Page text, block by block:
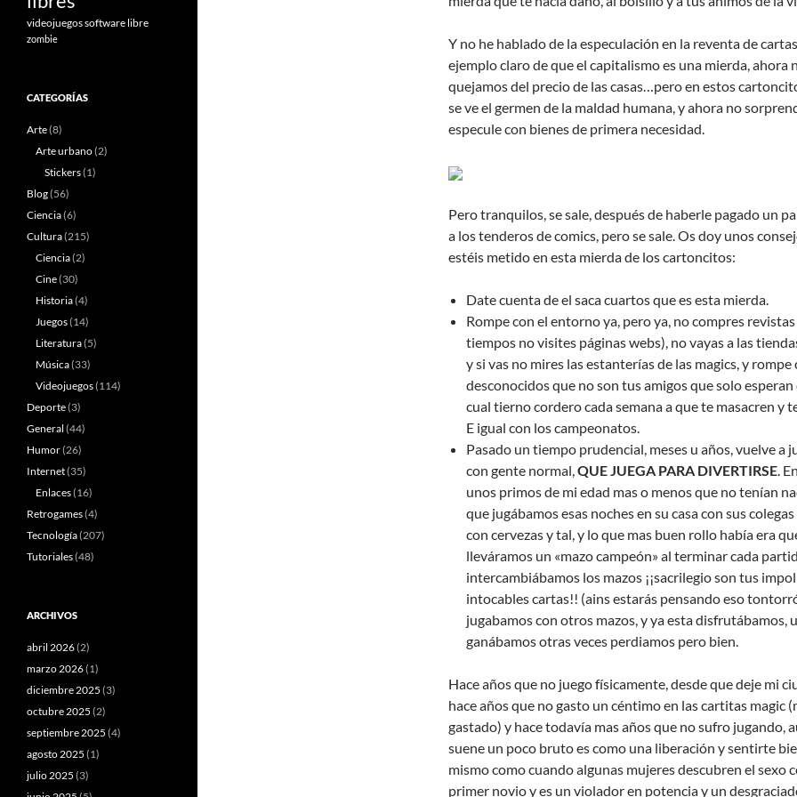
Y no he hablado de la especulación en la reventa de
ejemplo claro de que el capitalismo es una mierda, ahora
quejamos del precio de las casas…pero en estos
se ve el germen de la maldad humana, y ahora no
especule con bienes de primera necesidad.
Pero tranquilos, se sale, después de haberle pagado un
a los tenderos de comics, pero se sale. Os doy unos
estéis metido en esta mierda de los cartoncitos:
Date cuenta de el saca cuartos que es esta mierda.
Rompe con el entorno ya, pero ya, no compres
tiempos no visites páginas webs), no vayas a las
y si vas no mires las estanterías de las magics, y rompe
desconocidos que no son tus amigos que solo esperan
cual tierno cordero cada semana a que te masacren y
E igual con los campeonatos.
Pasado un tiempo prudencial, meses u años, vuelve a
con gente normal,QUE JUEGA PARA DIVERTIRSE.
unos primos de mi edad mas o menos que no tenían
que jugábamos esas noches en su casa con sus
con cervezas y tal, y lo que mas buen rollo había era
lleváramos un «mazo campeón» al terminar cada
intercambiábamos los mazos ¡¡sacrilegio son tus
intocables cartas!! (ains estarás pensando eso
jugabamos con otros mazos, y ya esta disfrutábamos,
ganábamos otras veces perdiamos pero bien.
Hace años que no juego físicamente, desde que deje mi
hace años que no gasto un céntimo en las cartitas magic
gastado) y hace todavía mas años que no sufro jugando,
suene un poco bruto es como una liberación y sentirte
mismo como cuando algunas mujeres descubren el sexo
primer novio y es un violador en potencia y un
videojuegos software libre
zombie
CATEGORÍAS
Arte(8)
Arte urbano(2)
Stickers(1)
Blog(56)
Ciencia(6)
Cultura(215)
Ciencia(2)
Cine(30)
Historia(4)
Juegos(14)
Literatura(5)
Música(33)
Videojuegos(114)
Deporte(3)
General (44)
Humor(26)
Internet(35)
Enlaces(16)
Retrogames(4)
Tecnología(207)
Tutoriales(48)
ARCHIVOS
abril 2026(2)
marzo 2026(1)
diciembre 2025 (3)
octubre 2025 (2)
septiembre 2025 (4)
agosto 2025 (1)
julio 2025 (3)